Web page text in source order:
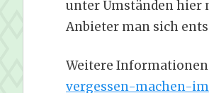
unter Umständen hier
Anbieter man sich
Weitere
vergessen-machen-